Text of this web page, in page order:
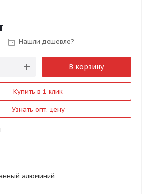
Нашли дешевле?
В корзину
Купить в 1 клик
Узнать опт. цену
алюминий